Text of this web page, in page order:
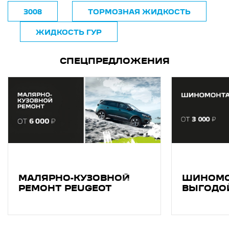
3008 ТОРМОЗНАЯ ЖИДКОСТЬ
ЖИДКОСТЬ ГУР
СПЕЦПРЕДЛОЖЕНИЯ
МАЛЯРНО-КУЗОВНОЙ
РЕМОНТ PEUGEOT